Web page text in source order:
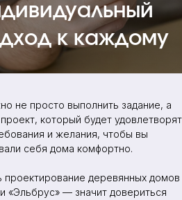
к каждому
не просто выполнить задание, а
который будет
и желания, чтобы вы
себя дома комфортно.
проектирование деревянных домов
«Эльбрус» — значит довериться